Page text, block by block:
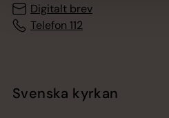
Digitalt brev
Telefon 112
Svenska kyrkan